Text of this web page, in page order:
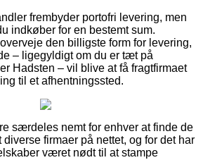
frembyder portofri levering, men
indkøber for en bestemt sum.
den billigste form for levering,
– ligegyldigt om du er tæt på
Hadsten – vil blive at få fragtfirmaet
til et afhentningssted.
særdeles nemt for enhver at finde de
diverse firmaer på nettet, og for det har
været nødt til at stampe